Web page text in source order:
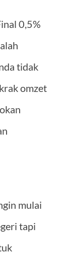
0,5%
tidak
omzet
mulai
tapi